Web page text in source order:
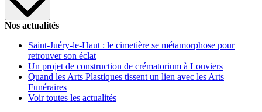
Nos actualités
Saint-Juéry-le-Haut : le cimetière se métamorphose pour
retrouver son éclat
Un projet de construction de crématorium à Louviers
Quand les Arts Plastiques tissent un lien avec les Arts
Funéraires
Voir toutes les actualités